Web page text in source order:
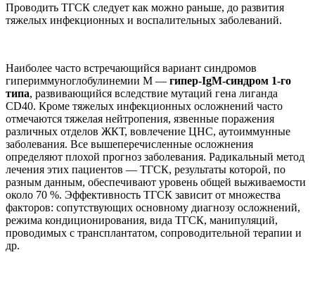
Проводить ТГСК следует как можно раньше, до развития
тяжелых инфекционных и воспалительных заболеваний.
Наиболее часто встречающийся вариант синдромов
гипериммуноглобулинемии М — гипер-IgM-синдром 1-го
типа, развивающийся вследствие мутаций гена лиганда
CD40. Кроме тяжелых инфекционных осложнений часто
отмечаются тяжелая нейтропения, язвенные поражения
различных отделов ЖКТ, вовлечение ЦНС, аутоиммунные
заболевания. Все вышеперечисленные осложнения
определяют плохой прогноз заболевания. Радикальный метод
лечения этих пациентов — ТГСК, результаты которой, по
разным данным, обеспечивают уровень общей выживаемости
около 70 %. Эффективность ТГСК зависит от множества
факторов: сопутствующих основному диагнозу осложнений,
режима кондиционирования, вида ТГСК, манипуляций,
проводимых с трансплантатом, сопроводительной терапии и
др.